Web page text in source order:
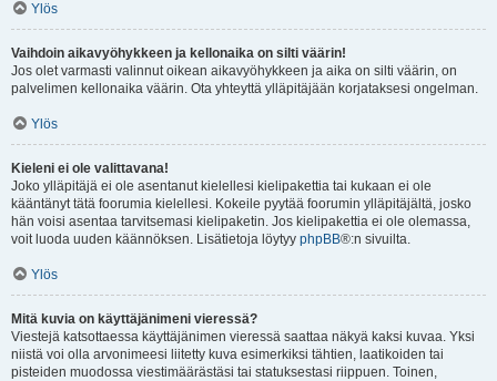
Ylös
Vaihdoin aikavyöhykkeen ja kellonaika on silti väärin!
Jos olet varmasti valinnut oikean aikavyöhykkeen ja aika on silti väärin, on
palvelimen kellonaika väärin. Ota yhteyttä ylläpitäjään korjataksesi ongelman.
Ylös
Kieleni ei ole valittavana!
Joko ylläpitäjä ei ole asentanut kielellesi kielipakettia tai kukaan ei ole
kääntänyt tätä foorumia kielellesi. Kokeile pyytää foorumin ylläpitäjältä, josko
hän voisi asentaa tarvitsemasi kielipaketin. Jos kielipakettia ei ole olemassa,
voit luoda uuden käännöksen. Lisätietoja löytyy phpBB®:n sivuilta.
Ylös
Mitä kuvia on käyttäjänimeni vieressä?
Viestejä katsottaessa käyttäjänimen vieressä saattaa näkyä kaksi kuvaa. Yksi
niistä voi olla arvonimeesi liitetty kuva esimerkiksi tähtien, laatikoiden tai
pisteiden muodossa viestimäärästäsi tai statuksestasi riippuen. Toinen,